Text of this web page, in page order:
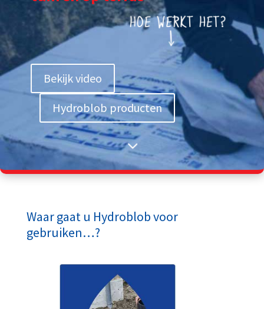
Bekijk video
Hydroblob producten
3
Waar gaat u Hydroblob voor
gebruiken…?